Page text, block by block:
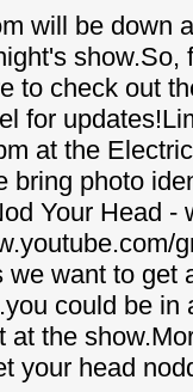
will be down
show.So,
to check out
for
at the
bring photo
Your Head -
we want to get
could be in
at the
your head